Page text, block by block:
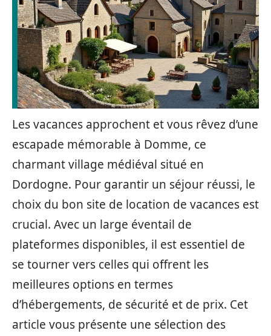
Les vacances approchent et vous rêvez d’une
escapade mémorable à Domme, ce
charmant village médiéval situé en
Dordogne. Pour garantir un séjour réussi, le
choix du bon site de location de vacances est
crucial. Avec un large éventail de
plateformes disponibles, il est essentiel de
se tourner vers celles qui offrent les
meilleures options en termes
d’hébergements, de sécurité et de prix. Cet
article vous présente une sélection des